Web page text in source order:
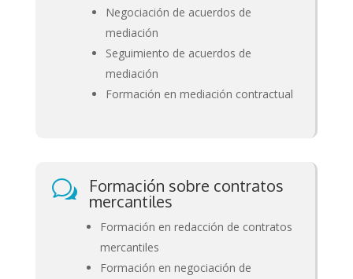
Negociación de acuerdos de
mediación
Seguimiento de acuerdos de
mediación
Formación en mediación contractual
w Formación sobre contratos
mercantiles
Formación en redacción de contratos
mercantiles
Formación en negociación de